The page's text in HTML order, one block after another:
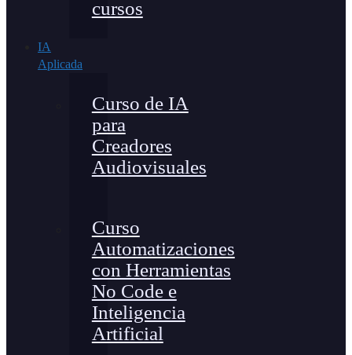
cursos
IA
Aplicada
Curso de IA
para
Creadores
Audiovisuales
Curso
Automatizaciones
con Herramientas
No Code e
Inteligencia
Artificial